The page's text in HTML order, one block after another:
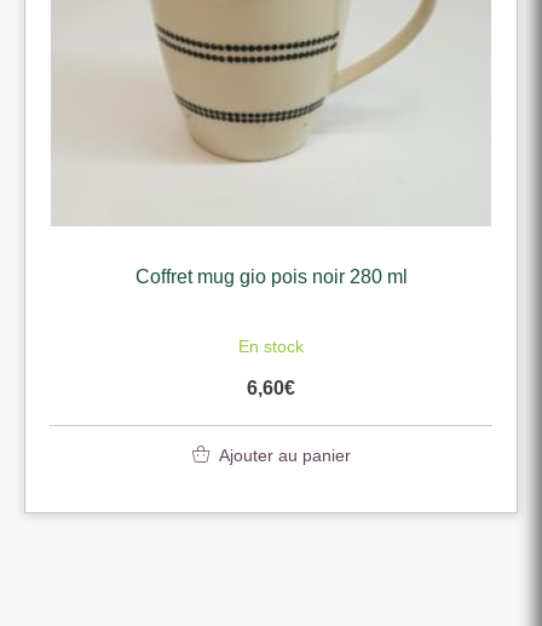
Coffret mug gio pois noir 280 ml
En stock
6,60€
Ajouter au panier